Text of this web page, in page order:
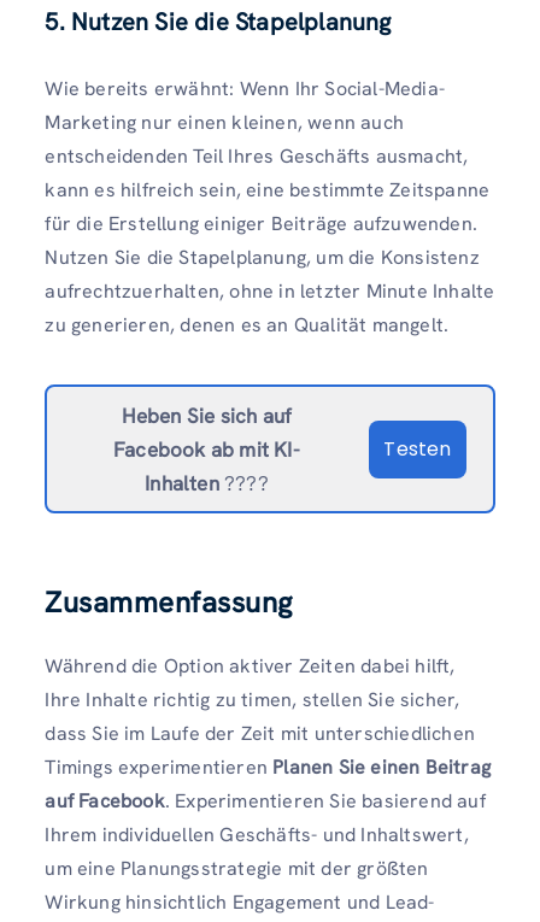
5. Nutzen Sie die Stapelplanung
Wie bereits erwähnt: Wenn Ihr Social-Media-
Marketing nur einen kleinen, wenn auch
entscheidenden Teil Ihres Geschäfts ausmacht,
kann es hilfreich sein, eine bestimmte Zeitspanne
für die Erstellung einiger Beiträge aufzuwenden.
Nutzen Sie die Stapelplanung, um die Konsistenz
aufrechtzuerhalten, ohne in letzter Minute Inhalte
zu generieren, denen es an Qualität mangelt.
Heben Sie sich auf
Facebook ab mit KI-
Inhalten ????
Testen
Zusammenfassung
Während die Option aktiver Zeiten dabei hilft,
Ihre Inhalte richtig zu timen, stellen Sie sicher,
dass Sie im Laufe der Zeit mit unterschiedlichen
Timings experimentieren Planen Sie einen Beitrag
auf Facebook. Experimentieren Sie basierend auf
Ihrem individuellen Geschäfts- und Inhaltswert,
um eine Planungsstrategie mit der größten
Wirkung hinsichtlich Engagement und Lead-